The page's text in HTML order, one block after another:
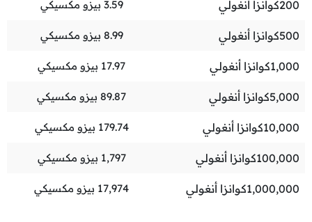
200كوانزا أنغولي 3.59 بيزو مكسيكي
500كوانزا أنغولي 8.99 بيزو مكسيكي
1,000كوانزا أنغولي 17.97 بيزو مكسيكي
5,000كوانزا أنغولي 89.87 بيزو مكسيكي
10,000كوانزا أنغولي 179.74 بيزو مكسيكي
100,000كوانزا أنغولي 1,797 بيزو مكسيكي
1,000,000كوانزا أنغولي 17,974 بيزو مكسيكي